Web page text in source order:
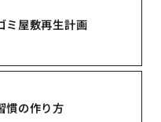
ミ屋敷再生計画
慣の作り方